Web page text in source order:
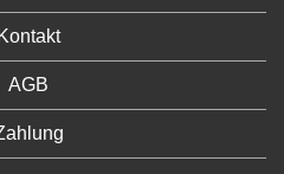
Kontakt
AGB